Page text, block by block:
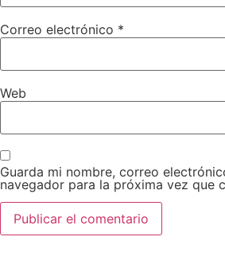
Correo electrónico *
Web
Guarda mi nombre, correo
navegador para la próxima vez que